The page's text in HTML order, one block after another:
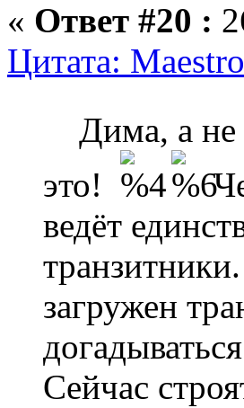
« Ответ #20 :
Цитата:
Дима, а не
это!
ведёт
загружен
Сейчас